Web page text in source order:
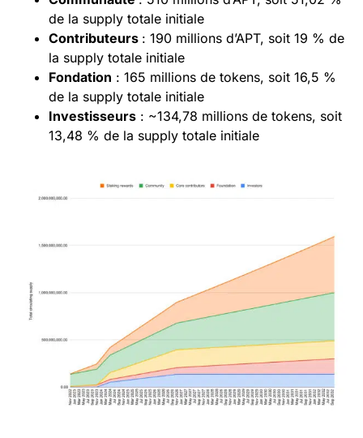
de la supply totale initiale
Contributeurs : 190 millions d’APT, soit 19 % de
la supply totale initiale
Fondation : 165 millions de tokens, soit 16,5 %
de la supply totale initiale
Investisseurs : ~134,78 millions de tokens, soit
13,48 % de la supply totale initiale